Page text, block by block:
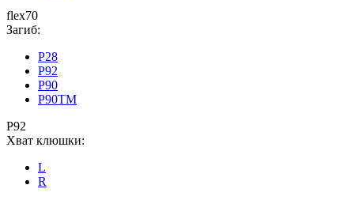
flex70
Загиб:
P28
P92
P90
P90TM
P92
Хват клюшки:
L
R